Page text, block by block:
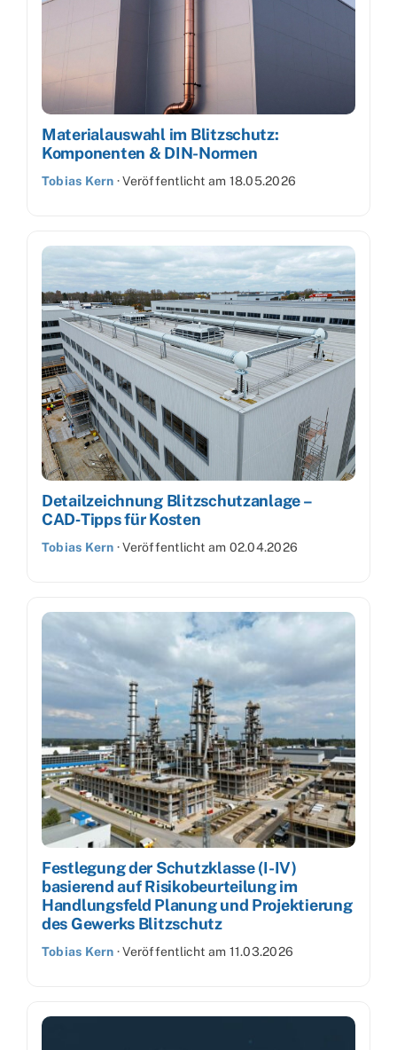
Materialauswahl im Blitzschutz:
Komponenten & DIN-Normen
Tobias Kern ·Veröffentlicht am 18.05.2026
Detailzeichnung Blitzschutzanlage –
CAD‑Tipps für Kosten
Tobias Kern ·Veröffentlicht am 02.04.2026
Festlegung der Schutzklasse (I-IV)
basierend auf Risikobeurteilung im
Handlungsfeld Planung und Projektierung
des Gewerks Blitzschutz
Tobias Kern ·Veröffentlicht am 11.03.2026